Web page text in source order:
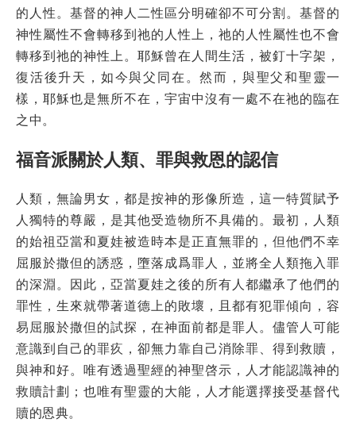
的人性。基督的神人二性區分明確卻不可分割。基督的
神性屬性不會轉移到祂的人性上，祂的人性屬性也不會
轉移到祂的神性上。耶穌曾在人間生活，被釘十字架，
復活後升天，如今與父同在。然而，與聖父和聖靈一
樣，耶穌也是無所不在，宇宙中沒有一處不在祂的臨在
之中。
福音派關於人類、罪與救恩的認信
人類，無論男女，都是按神的形像所造，這一特質賦予
人獨特的尊嚴，是其他受造物所不具備的。最初，人類
的始祖亞當和夏娃被造時本是正直無罪的，但他們不幸
屈服於撒但的誘惑，墮落成爲罪人，並將全人類拖入罪
的深淵。因此，亞當夏娃之後的所有人都繼承了他們的
罪性，生來就帶著道德上的敗壞，且都有犯罪傾向，容
易屈服於撒但的試探，在神面前都是罪人。儘管人可能
意識到自己的罪疚，卻無力靠自己消除罪、得到救贖，
與神和好。唯有透過聖經的神聖啓示，人才能認識神的
救贖計劃；也唯有聖靈的大能，人才能選擇接受基督代
贖的恩典。